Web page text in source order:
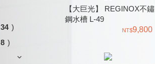
34 )
8 )
【大巨光】 REGINOX不鏽
鋼水槽 L-49
9,800